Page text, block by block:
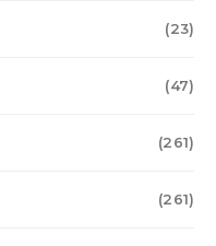
(23)
(47)
(261)
(261)